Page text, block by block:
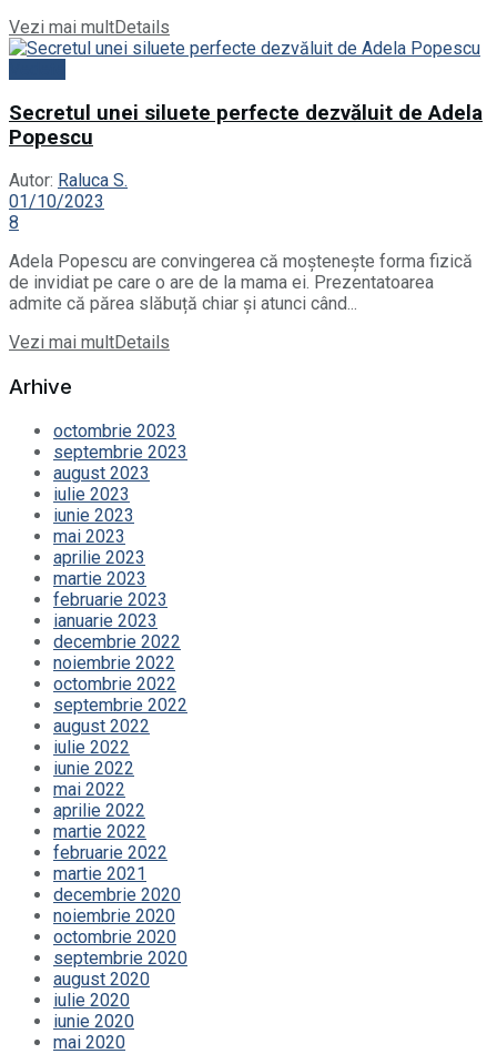
Vezi mai multDetails
Secretul unei siluete perfecte dezvăluit de Adela
Popescu
Autor: Raluca S.
01/10/2023
8
Adela Popescu are convingerea că moștenește forma fizică
de invidiat pe care o are de la mama ei. Prezentatoarea
admite că părea slăbuță chiar și atunci când...
Vezi mai multDetails
Arhive
octombrie 2023
septembrie 2023
august 2023
iulie 2023
iunie 2023
mai 2023
aprilie 2023
martie 2023
februarie 2023
ianuarie 2023
decembrie 2022
noiembrie 2022
octombrie 2022
septembrie 2022
august 2022
iulie 2022
iunie 2022
mai 2022
aprilie 2022
martie 2022
februarie 2022
martie 2021
decembrie 2020
noiembrie 2020
octombrie 2020
septembrie 2020
august 2020
iulie 2020
iunie 2020
mai 2020